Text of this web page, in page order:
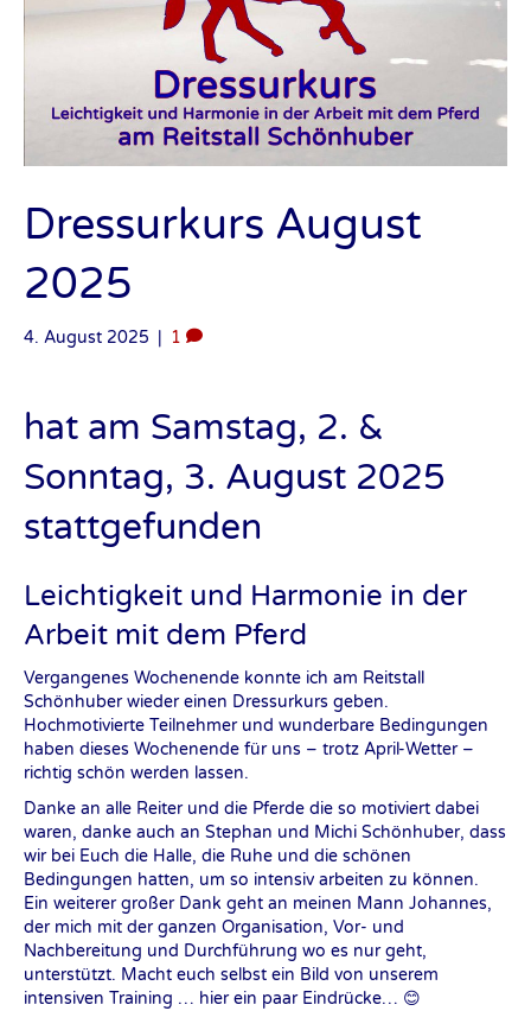
Dressurkurs August
2025
4. August 2025 | 1
hat am Samstag, 2. &
Sonntag, 3. August 2025
stattgefunden
Leichtigkeit und Harmonie in der
Arbeit mit dem Pferd
Vergangenes Wochenende konnte ich am Reitstall
Schönhuber wieder einen Dressurkurs geben.
Hochmotivierte Teilnehmer und wunderbare Bedingungen
haben dieses Wochenende für uns – trotz April-Wetter –
richtig schön werden lassen.
Danke an alle Reiter und die Pferde die so motiviert dabei
waren, danke auch an Stephan und Michi Schönhuber, dass
wir bei Euch die Halle, die Ruhe und die schönen
Bedingungen hatten, um so intensiv arbeiten zu können.
Ein weiterer großer Dank geht an meinen Mann Johannes,
der mich mit der ganzen Organisation, Vor- und
Nachbereitung und Durchführung wo es nur geht,
unterstützt. Macht euch selbst ein Bild von unserem
intensiven Training … hier ein paar Eindrücke… 😊